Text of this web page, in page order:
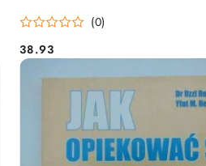
(0)
Cena:
38.93